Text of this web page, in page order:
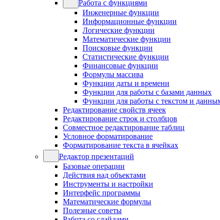
Работа с функциями
Инженерные функции
Информационные функции
Логические функции
Математические функции
Поисковые функции
Статистические функции
Финансовые функции
Формулы массива
Функции даты и времени
Функции для работы с базами данных
Функции для работы с текстом и
Редактирование свойств ячеек
Редактирование строк и столбцов
Совместное редактирование таблиц
Условное форматирование
Форматирование текста в ячейках
Редактор презентаций
Базовые операции
Действия над объектами
Инструменты и настройки
Интерфейс программы
Математические формулы
Полезные советы